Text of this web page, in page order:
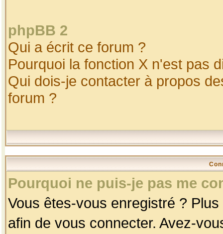
phpBB 2
Qui a écrit ce forum ?
Pourquoi la fonction X n'est pas
Qui dois-je contacter à propos
forum ?
Pourquoi ne puis-je pas me
Vous êtes-vous enregistré ?
afin de vous connecter. Avez-